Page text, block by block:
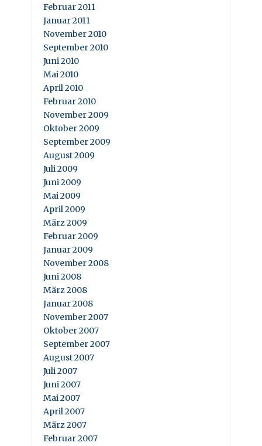
Februar 2011
Januar 2011
November 2010
September 2010
Juni 2010
Mai 2010
April 2010
Februar 2010
November 2009
Oktober 2009
September 2009
August 2009
Juli 2009
Juni 2009
Mai 2009
April 2009
März 2009
Februar 2009
Januar 2009
November 2008
Juni 2008
März 2008
Januar 2008
November 2007
Oktober 2007
September 2007
August 2007
Juli 2007
Juni 2007
Mai 2007
April 2007
März 2007
Februar 2007